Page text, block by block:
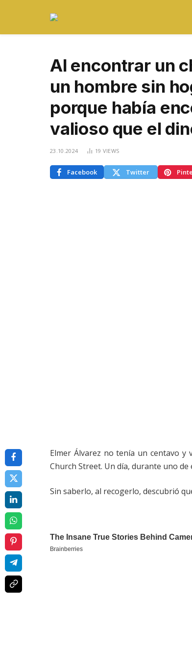
Al encontrar un
un hombre sin
porque había
valioso que el
23.10.2024 19 VIEWS
Facebook Twitter
Elmer Álvarez no tenía un centavo y
Church Street. Un día, durante uno
Sin saberlo, al recogerlo, descubrió